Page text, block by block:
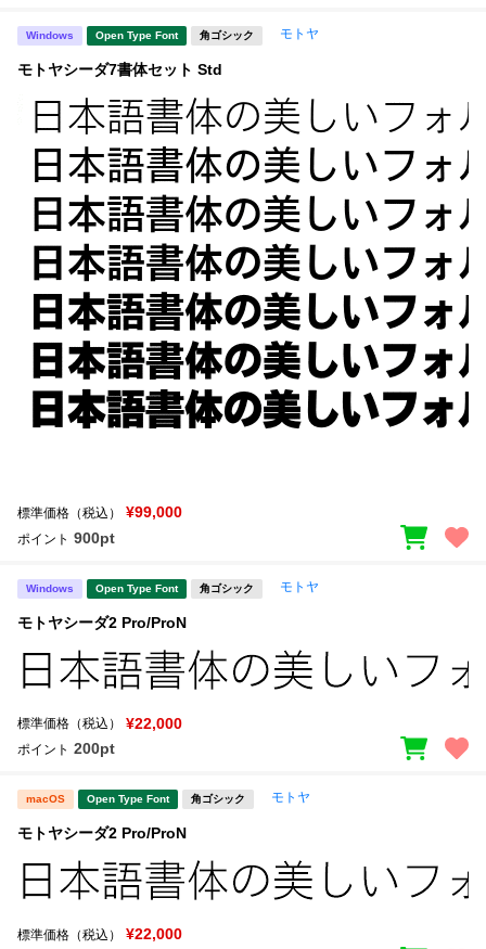
Windows Open Type Font 角ゴシック モトヤ
モトヤシーダ7書体セット Std
標準価格（税込） ¥99,000
ポイント 900pt
Windows Open Type Font 角ゴシック モトヤ
モトヤシーダ2 Pro/ProN
標準価格（税込） ¥22,000
ポイント 200pt
macOS Open Type Font 角ゴシック モトヤ
モトヤシーダ2 Pro/ProN
標準価格（税込） ¥22,000